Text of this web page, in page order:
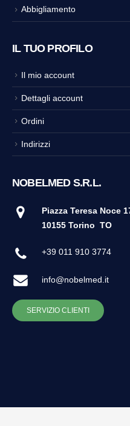
Abbigliamento
IL TUO PROFILO
Il mio account
Dettagli account
Ordini
Indirizzi
NOBELMED S.R.L.
Piazza Teresa Noce
10155 Torino TO
+39 011 910 3774
info@nobelmed.it
SERVIZIO CLIENTI